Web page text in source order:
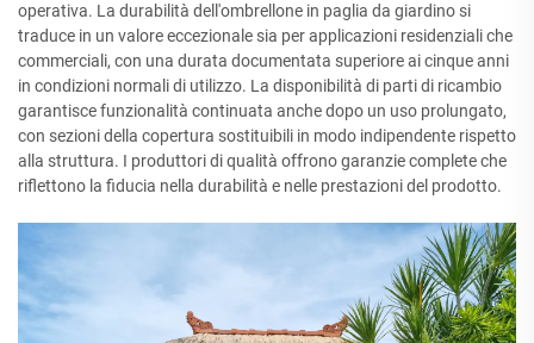
operativa. La durabilità dell'ombrellone in paglia da giardino si
traduce in un valore eccezionale sia per applicazioni residenziali che
commerciali, con una durata documentata superiore ai cinque anni
in condizioni normali di utilizzo. La disponibilità di parti di ricambio
garantisce funzionalità continuata anche dopo un uso prolungato,
con sezioni della copertura sostituibili in modo indipendente rispetto
alla struttura. I produttori di qualità offrono garanzie complete che
riflettono la fiducia nella durabilità e nelle prestazioni del prodotto.